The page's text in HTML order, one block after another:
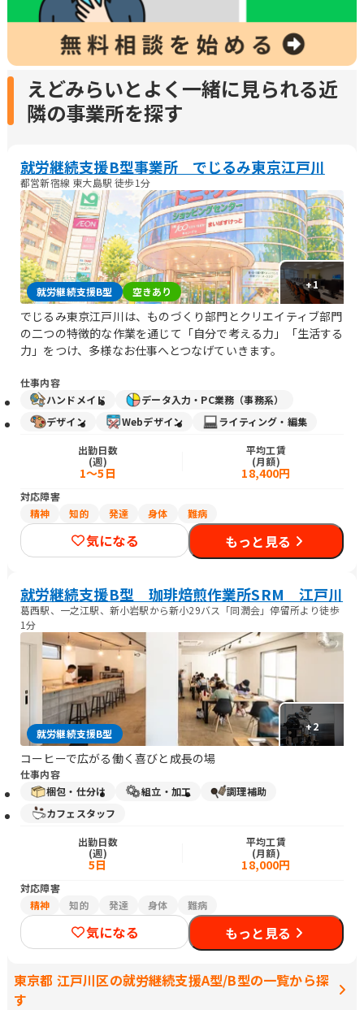
えどみらいとよく一緒に見られる近
隣の事業所を探す
就労継続支援B型事業所 でじるみ東京江戸川
都営新宿線 東大島駅 徒歩1分
+1
就労継続支援B型 空きあり
でじるみ東京江戸川は、ものづくり部門とクリエイティブ部門
の二つの特徴的な作業を通じて「自分で考える力」「生活する
力」をつけ、多様なお仕事へとつなげていきます。
仕事内容
ハンドメイド
データ入力・PC業務（事務系）
デザイン
Webデザイン ライティング・編集
出勤日数
(週)
1～5日
平均工賃
(月額)
18,400円
対応障害
精神
知的 発達 身体 難病
気になる もっと見る
就労継続支援B型 珈琲焙煎作業所SRM 江戸川
葛西駅、一之江駅、新小岩駅から新小29バス「同潤会」停留所より徒歩
1分
+2
就労継続支援B型
コーヒーで広がる働く喜びと成長の場
仕事内容
梱包・仕分け
組立・加工
調理補助
カフェスタッフ
出勤日数
(週)
5日
平均工賃
(月額)
18,000円
対応障害
精神
知的 発達 身体 難病
気になる もっと見る
東京都 江戸川区の就労継続支援A型/B型の一覧から探
す